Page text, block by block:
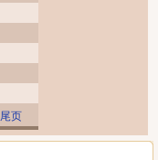
尾页